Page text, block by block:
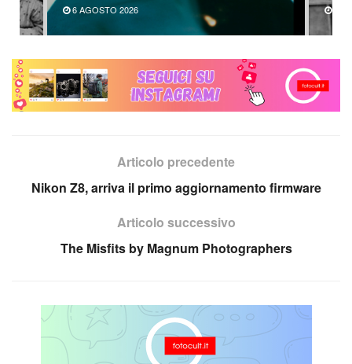
6 AGOSTO 2026 3
Articolo precedente
Nikon Z8, arriva il primo aggiornamento firmware
Articolo successivo
The Misfits by Magnum Photographers